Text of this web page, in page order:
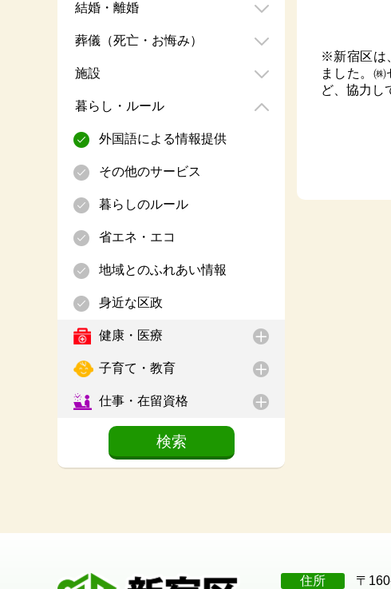
結婚・離婚
葬儀（死亡・お悔み）
施設
暮らし・ルール
外国語による情報提供
その他のサービス
暮らしのルール
省エネ・エコ
地域とのふれあい情報
身近な区政
健康・医療
子育て・教育
仕事・在留資格
※新宿区は
ました。
ど、協力し
住所 〒